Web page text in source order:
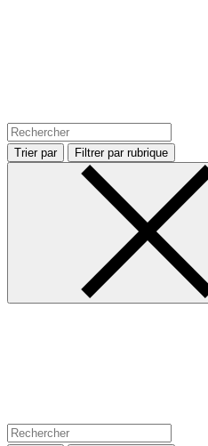
Trier par Filtrer par rubrique